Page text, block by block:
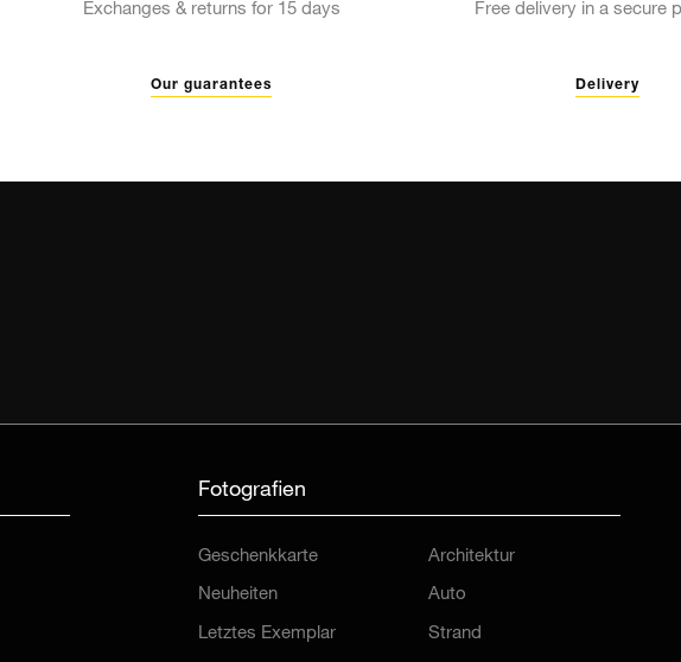
Exchanges & returns for 15 days
Our guarantees
Free delivery in a secure
Delivery
Fotografien
Geschenkkarte
Neuheiten
Letztes Exemplar
Architektur
Auto
Strand